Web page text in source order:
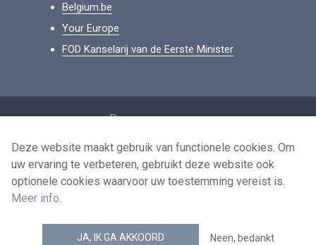
Belgium.be
Your Europe
FOD Kanselarij van de Eerste Minister
Persoonsgegevens
Voorwaarden voor het hergebruik
Contacteer ons
news.belgium RSS feed
Deze website maakt gebruik van functionele cookies. Om
uw ervaring te verbeteren, gebruikt deze website ook
optionele cookies waarvoor uw toestemming vereist is.
Meer info.
JA, IK GA AKKOORD Neen, bedankt